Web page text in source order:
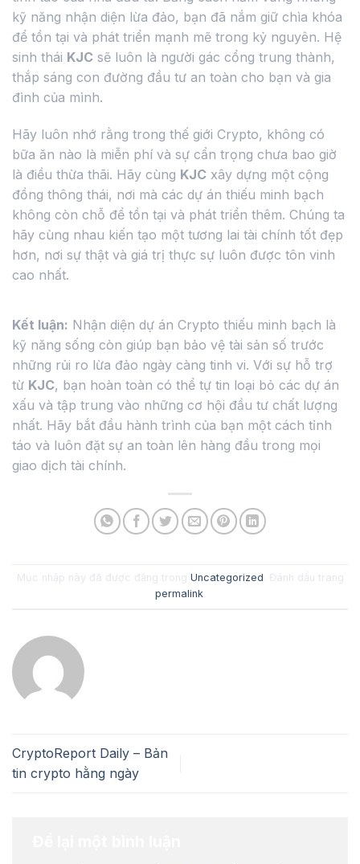
kỹ năng nhận diện lừa đảo, bạn đã nắm giữ chìa khóa
để tồn tại và phát triển mạnh mẽ trong kỷ nguyên. Hệ
sinh thái KJC sẽ luôn là người gác cổng trung thành,
thắp sáng con đường đầu tư an toàn cho bạn và gia
đình của mình.
Hãy luôn nhớ rằng trong thế giới Crypto, không có
bữa ăn nào là miễn phí và sự cẩn trọng chưa bao giờ
là điều thừa thãi. Hãy cùng KJC xây dựng một cộng
đồng thông thái, nơi mà các dự án thiếu minh bạch
không còn chỗ để tồn tại và phát triển thêm. Chúng ta
hãy cùng nhau kiến tạo một tương lai tài chính tốt đẹp
hơn, nơi sự thật và giá trị thực sự luôn được tôn vinh
cao nhất.
Kết luận: Nhận diện dự án Crypto thiếu minh bạch là
kỹ năng sống còn giúp bạn bảo vệ tài sản số trước
những rủi ro lừa đảo ngày càng tinh vi. Với sự hỗ trợ
từ KJC, bạn hoàn toàn có thể tự tin loại bỏ các dự án
xấu và tập trung vào những cơ hội đầu tư chất lượng
nhất. Hãy bắt đầu hành trình của bạn một cách tỉnh
táo và luôn đặt sự an toàn lên hàng đầu trong mọi
giao dịch tài chính.
Mục nhập này đã được đăng trong Uncategorized . Đánh dấu trang
permalink.
CryptoReport Daily – Bản
tin crypto hằng ngày